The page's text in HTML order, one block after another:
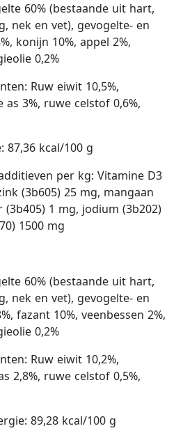
60% (bestaande uit hart,
nek en vet), gevogelte- en
konijn 10%, appel 2%,
0,2%
Ruw eiwit 10,5%,
as 3%, ruwe celstof 0,6%,
87,36 kcal/100 g
per kg: Vitamine D3
(3b605) 25 mg, mangaan
(3b405) 1 mg, jodium (3b202)
1500 mg
60% (bestaande uit hart,
nek en vet), gevogelte- en
fazant 10%, veenbessen 2%,
0,2%
Ruw eiwit 10,2%,
2,8%, ruwe celstof 0,5%,
89,28 kcal/100 g